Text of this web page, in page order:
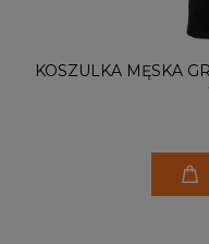
KOSZULKA MĘSKA